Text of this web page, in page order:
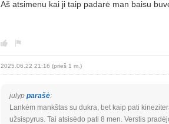
Aš atsimenu kai ji taip padarė man baisu
2025.06.22 21:16 (prieš 1 m.)
julyp parašė:
Lankėm mankštas su dukra, bet kaip pati
užsispyrus. Tai atsisėdo pati 8 men. Verstis